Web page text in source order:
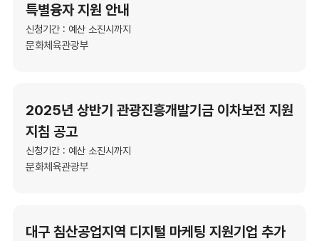
특별융자 지원 안내
신청기간 : 예산 소진시까지
문화체육관광부
2025년 상반기 관광진흥개발기금 이차보전 지원
지침 공고
신청기간 : 예산 소진시까지
문화체육관광부
대구 침산공업지역 디지털 마케팅 지원기업 추가